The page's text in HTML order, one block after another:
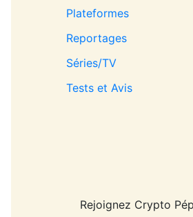
Plateformes
Reportages
Séries/TV
Tests et Avis
Rejoignez Crypto